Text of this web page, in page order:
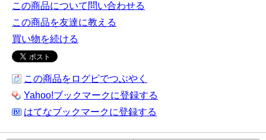
この商品について問い合わせる
この商品を友達に教える
買い物を続ける
この商品をログピでつぶやく
Yahoo!ブックマークに登録する
はてなブックマークに登録する